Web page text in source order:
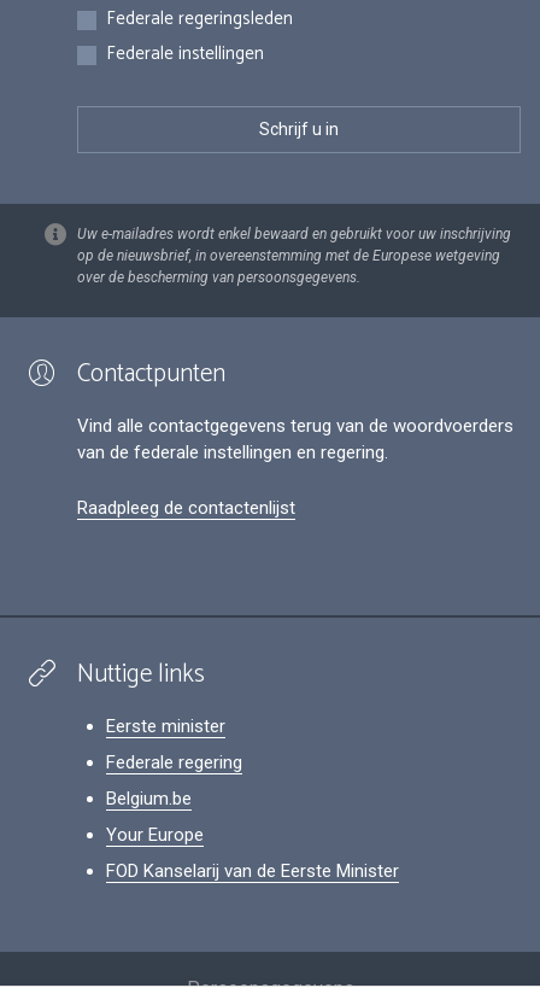
Federale regeringsleden
Federale instellingen
Uw e-mailadres wordt enkel bewaard en gebruikt voor uw inschrijving
op de nieuwsbrief, in overeenstemming met de Europese wetgeving
over de bescherming van persoonsgegevens.
Contactpunten
Vind alle contactgegevens terug van de woordvoerders
van de federale instellingen en regering.
Raadpleeg de contactenlijst
Nuttige links
Eerste minister
Federale regering
Belgium.be
Your Europe
FOD Kanselarij van de Eerste Minister